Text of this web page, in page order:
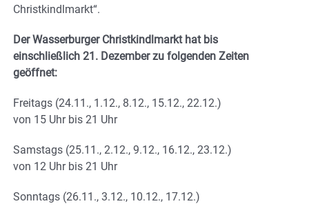
Christkindlmarkt“.
Der Wasserburger Christkindlmarkt hat bis
einschließlich 21. Dezember zu folgenden Zeiten
geöffnet:
Freitags (24.11., 1.12., 8.12., 15.12., 22.12.)
von 15 Uhr bis 21 Uhr
Samstags (25.11., 2.12., 9.12., 16.12., 23.12.)
von 12 Uhr bis 21 Uhr
Sonntags (26.11., 3.12., 10.12., 17.12.)